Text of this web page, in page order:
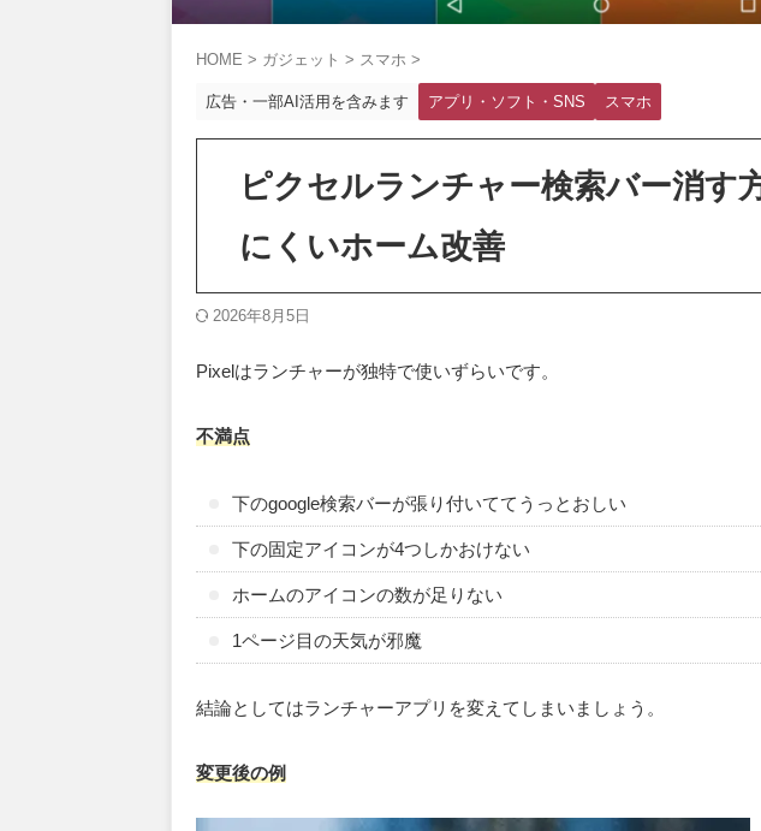
HOME > ガジェット > スマホ >
広告・一部AI活用を含みます アプリ・ソフト・SNS スマホ
ピクセルランチャー検索バー消す
にくいホーム改善
2026年8月5日
Pixelはランチャーが独特で使いずらいです。
不満点
下のgoogle検索バーが張り付いててうっとおしい
下の固定アイコンが4つしかおけない
ホームのアイコンの数が足りない
1ページ目の天気が邪魔
結論としてはランチャーアプリを変えてしまいましょう。
変更後の例